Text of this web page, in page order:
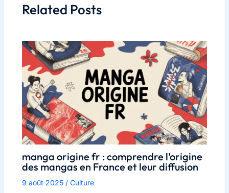
Related Posts
manga origine fr : comprendre l’origine
des mangas en France et leur diffusion
9 août 2025 / Culture